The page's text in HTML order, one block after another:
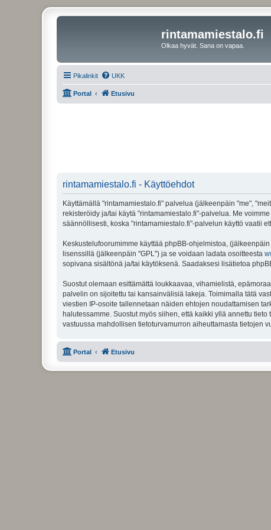
rintamamiestalo.fi
Olkaa hyvät. Sana on vapaa.
Pikalinkit UKK
Portal Etusivu
rintamamiestalo.fi - Käyttöehdot
Käyttämällä "rintamamiestalo.fi" palvelua (jälkeenpäin "me",
rekisteröidy ja/tai käytä "rintamamiestalo.fi"-palvelua. Me
säännöllisesti, koska "rintamamiestalo.fi"-palvelun käyttö vaatii
Keskustelufoorumimme käyttää phpBB-ohjelmistoa,
lisenssillä (jälkeenpäin "GPL") ja se voidaan ladata osoitteesta
sopivana sisältönä ja/tai käytöksenä. Saadaksesi lisätietoa
Suostut olemaan esittämättä loukkaavaa, vihamielistä,
palvelin on sijoitettu tai kansainvälisiä lakeja. Toimimalla tätä
viestien IP-osoite tallennetaan näiden ehtojen noudattamisen
halutessamme. Suostut myös siihen, että kaikki yllä annettu
vastuussa mahdollisen tietoturvamurron aiheuttamasta tietojen
Portal Etusivu